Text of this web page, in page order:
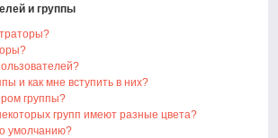
и группы
и как мне вступить в них?
группы?
групп имеют разные цвета?
умолчанию?